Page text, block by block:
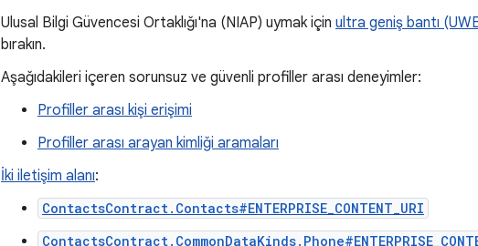
Ulusal Bilgi Güvencesi Ortaklığı'na (NIAP) uymak için ultra geniş bantı
bırakın.
Aşağıdakileri içeren sorunsuz ve güvenli profiller arası deneyimler:
Profiller arası kişi erişimi
Profiller arası arayan kimliği aramaları
İki iletişim alanı:
ContactsContract.Contacts#ENTERPRISE_CONTENT_URI